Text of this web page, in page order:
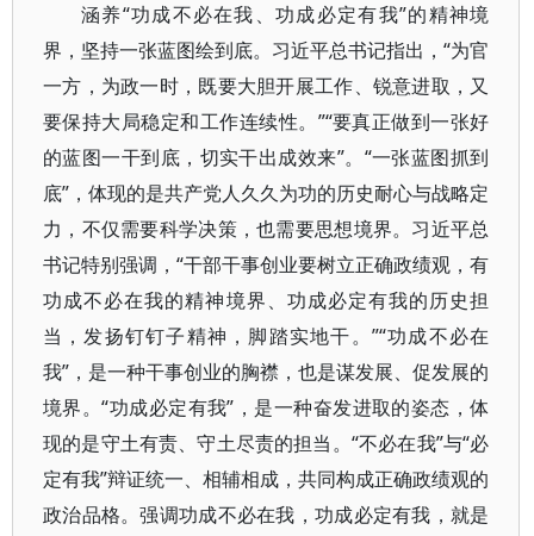
涵养“功成不必在我、功成必定有我”的精神境
界，坚持一张蓝图绘到底。习近平总书记指出，“为官
一方，为政一时，既要大胆开展工作、锐意进取，又
要保持大局稳定和工作连续性。”“要真正做到一张好
的蓝图一干到底，切实干出成效来”。“一张蓝图抓到
底”，体现的是共产党人久久为功的历史耐心与战略定
力，不仅需要科学决策，也需要思想境界。习近平总
书记特别强调，“干部干事创业要树立正确政绩观，有
功成不必在我的精神境界、功成必定有我的历史担
当，发扬钉钉子精神，脚踏实地干。”“功成不必在
我”，是一种干事创业的胸襟，也是谋发展、促发展的
境界。“功成必定有我”，是一种奋发进取的姿态，体
现的是守土有责、守土尽责的担当。“不必在我”与“必
定有我”辩证统一、相辅相成，共同构成正确政绩观的
政治品格。强调功成不必在我，功成必定有我，就是